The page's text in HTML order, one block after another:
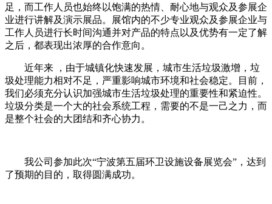
足，而工作人员也始终以饱满的热情、耐心地与观众及参展企
业进行讲解及演示展品。展馆内的不少专业观众及参展企业与
工作人员进行长时间沟通并对产品的特点以及优势有一定了解
之后，都表现出浓厚的合作意向。
近年来 ，由于城镇化快速发展，城市生活垃圾激增，垃
圾处理能力相对不足，严重影响城市环境和社会稳定。目前，
我们必须充分认识加强城市生活垃圾处理的重要性和紧迫性。
垃圾分类是一个大的社会系统工程，需要的不是一己之力，而
是整个社会的大团结和齐心协力。
我公司参加此次“宁波第五届环卫设施设备展览会”，达到
了预期的目的，取得圆满成功。